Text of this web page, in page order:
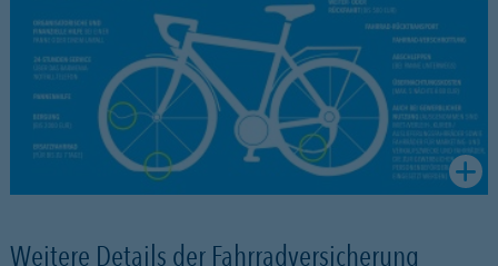
Weitere Details der Fahrradversicherung